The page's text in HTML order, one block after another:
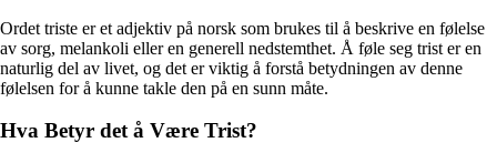
Ordet triste er et adjektiv på norsk som brukes til å beskrive en følelse
av sorg, melankoli eller en generell nedstemthet. Å føle seg trist er en
naturlig del av livet, og det er viktig å forstå betydningen av denne
følelsen for å kunne takle den på en sunn måte.
Hva Betyr det å Være Trist?